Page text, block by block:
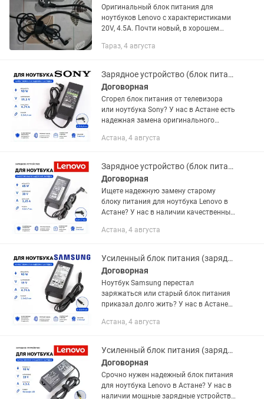
Оригинальный блок питания для
ноутбуков Lenovo с характеристиками
20V, 4.5A. Почти новый, в хорошем
Тараз, 4 августа
Зарядное устройство (блок питания) для телевизора и ноутбука Sony
Договорная
Сгорел блок питания от телевизора
или ноутбука Sony? У нас в Астане есть
надежная замена оригинального
4.74A со стандартным штекером со
Астана, 4 августа
Зарядное устройство (блок питания) для ноутбука Lenovo 20V 3.25A 65W тонкий
Договорная
Ищете надежную замену старому
блоку питания для ноутбука Lenovo в
Астане? У нас в наличии качественные
моделей! Этот адаптер мощностью
Астана, 4 августа
Усиленный блок питания (зарядка) для ноутбука Samsung 19V 4.74A 90W
Договорная
Ноутбук Samsung перестал
заряжаться или старый блок питания
приказал долго жить? У нас в Астане
качества! Этот усиленный адаптер на
Астана, 4 августа
Усиленный блок питания (зарядка) для ноутбука Lenovo 20V 4.5A 90W USB
Договорная
Срочно нужен надежный блок питания
для ноутбука Lenovo в Астане? У нас в
наличии мощные зарядные устройства